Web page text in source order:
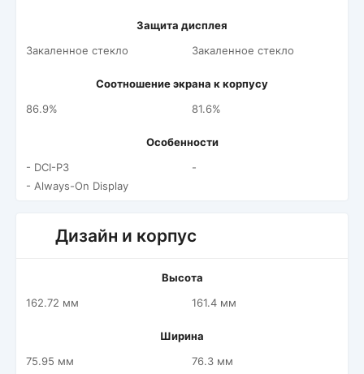
Защита дисплея
Закаленное стекло
Закаленное стекло
Соотношение экрана к корпусу
86.9%
81.6%
Особенности
- DCI-P3
- Always-On Display
-
Дизайн и корпус
Высота
162.72 мм
161.4 мм
Ширина
75.95 мм
76.3 мм